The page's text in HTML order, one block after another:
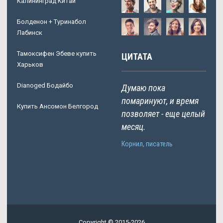
Болденон + Туринабол
Лабинск
Тамоксифен Эбеве купить
Харьков
Dianoged Бодайбо
Купить Ансомон Белгород
ЦИТАТА
Думаю пока
помаринуют, и время
позволяет - еще целый
месяц.
Корнил, писатель